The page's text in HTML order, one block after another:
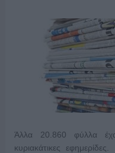
Άλλα 20.860 φύλλα
κυριακάτικες